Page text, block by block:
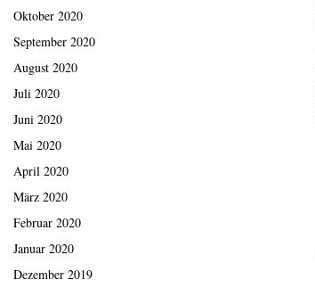
Oktober 2020
September 2020
August 2020
Juli 2020
Juni 2020
Mai 2020
April 2020
März 2020
Februar 2020
Januar 2020
Dezember 2019